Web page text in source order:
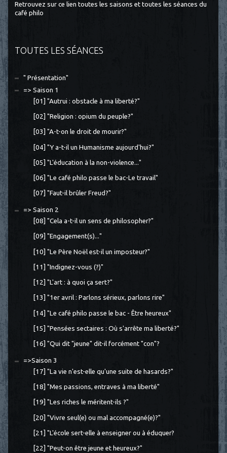
Retrouvez sur ce lien toutes les saisons et toutes les séances du
café philo
TOUTES LES SÉANCES
" Présentation"
=> Saison 1
[01] "Autrui : obstacle à ma liberté?"
[02] "Religion : opium du peuple?"
[03] "A-t-on le droit de mourir?"
[04] "Y a-t-il un Humanisme aujourd'hui?"
[05] "L'éducation à la non-violence..."
[06] "Le café philo passe le bac-Le travail"
[07] "Faut-il brûler Freud?"
=> Saison 2
[08] "Cela a-t-il un sens de philosopher?"
[09] "Engagement(s)..."
[10] "Le Père Noël est-il un imposteur?"
[11] "Indignez-vous (?)"
[12] "L'art : à quoi ça sert?"
[13] "1er avril : Parlons sérieux, parlons rire"
[14] "Le café philo passe le bac - Être heureux"
[15] "Pensées sectaires : Où s'arrête ma liberté?"
[16] "Qui dit "jeune" dit-il forcément "con"?
=>Saison 3
[17] "La vie n'est-elle qu'une suite de hasards?"
[18] "Mes passions, entraves à ma liberté"
[19] "Les riches le méritent-ils ?"
[20] "Vivre seul(e) ou mal accompagné(e)?"
[21] "L'école sert-elle à enseigner ou à éduquer?
[22] "Peut-on être jeune et heureux?"